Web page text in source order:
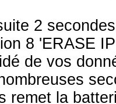
2
8 'ERASE
de vos
remet la